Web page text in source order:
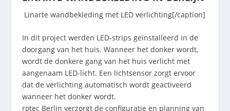
Linarte wandbekleding met LED verlichting[/caption]
In dit project werden LED-strips geïnstalleerd in de
doorgang van het huis. Wanneer het donker wordt,
wordt de donkere gang van het huis verlicht met
aangenaam LED-licht. Een lichtsensor zorgt ervoor
dat de verlichting automatisch wordt geactiveerd
wanneer het donker wordt.
rotec Berlin verzorgt de configuratie en planning van